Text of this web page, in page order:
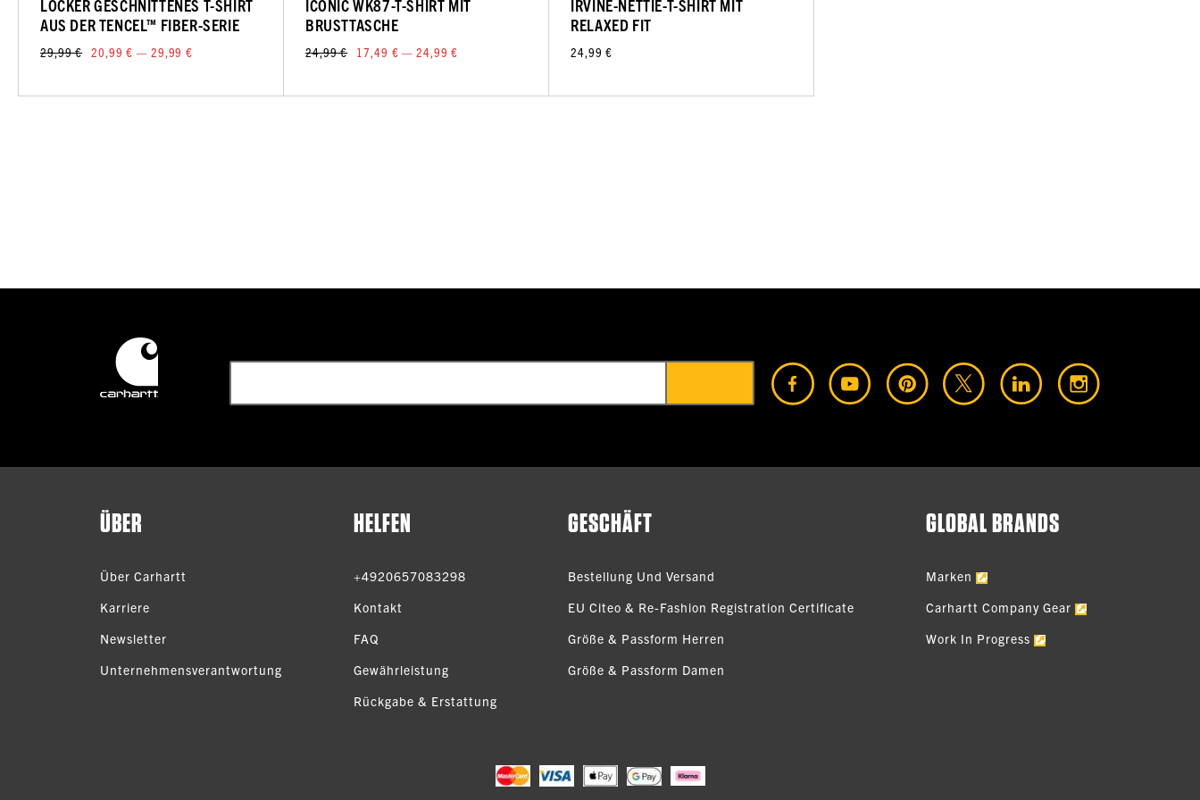
LOCKER GESCHNITTENES T-SHIRT
AUS DER TENCEL™ FIBER-SERIE
29,99 € 20,99 € — 29,99 €
ICONIC WK87-T-SHIRT MIT
BRUSTTASCHE
24,99 € 17,49 € — 24,99 €
IRVINE-NETTIE-T-SHIRT MIT
RELAXED FIT
24,99 €
ÜBER
Über Carhartt
Karriere
Newsletter
Unternehmensverantwortung
HELFEN
+4920657083298
Kontakt
FAQ
Gewährleistung
Rückgabe & Erstattung
GESCHÄFT
Bestellung Und Versand
EU Citeo & Re-Fashion Registration Certificate
Größe & Passform Herren
Größe & Passform Damen
GLOBAL BRANDS
Marken
Carhartt Company Gear
Work In Progress